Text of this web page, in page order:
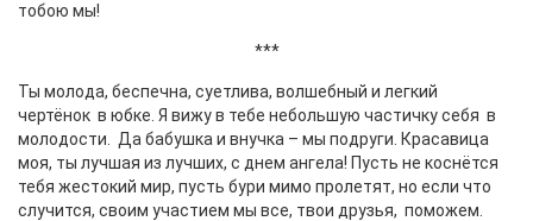
тобою мы!
***
Ты молода, беспечна, суетлива, волшебный и легкий
чертёнок в юбке. Я вижу в тебе небольшую частичку себя в
молодости. Да бабушка и внучка – мы подруги. Красавица
моя, ты лучшая из лучших, с днем ангела! Пусть не коснётся
тебя жестокий мир, пусть бури мимо пролетят, но если что
случится, своим участием мы все, твои друзья, поможем.